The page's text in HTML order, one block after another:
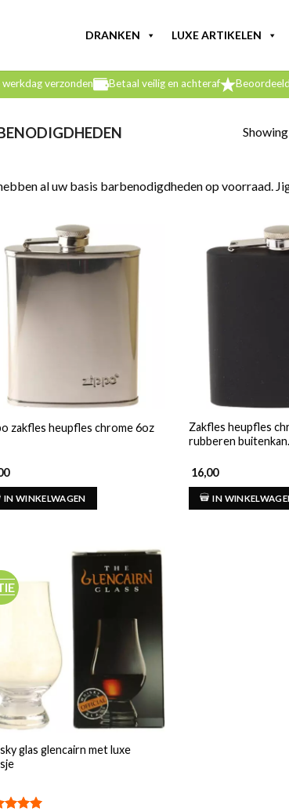
DRANKEN LUXE ARTIKELEN
verzonden Betaal veilig en achteraf
al uw basis barbenodigdheden op voorraad.
zakfles heupfles chrome 6oz
IN WINKELWAGEN
Zakfles heupfles
rubberen
16,00
IN
glas glencairn met luxe